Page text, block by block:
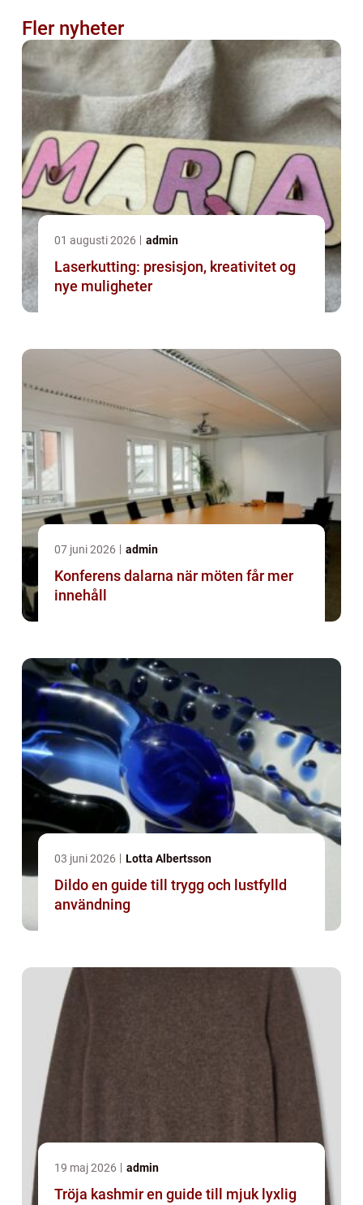
Fler nyheter
01 augusti 2026 admin
Laserkutting: presisjon, kreativitet og
nye muligheter
07 juni 2026 admin
Konferens dalarna när möten får mer
innehåll
03 juni 2026 Lotta Albertsson
Dildo en guide till trygg och lustfylld
användning
19 maj 2026 admin
Tröja kashmir en guide till mjuk lyxlig